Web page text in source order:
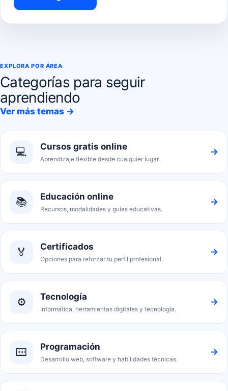
EXPLORA POR ÁREA
Categorías para seguir
aprendiendo
Ver más temas →
💻 Cursos gratis online
Aprendizaje flexible desde cualquier lugar.
→
📚 Educación online
Recursos, modalidades y guías educativas.
→
🏅 Certificados
Opciones para reforzar tu perfil profesional.
→
⚙️ Tecnología
Informática, herramientas digitales y tecnología.
→
⌨️ Programación
Desarrollo web, software y habilidades técnicas.
→